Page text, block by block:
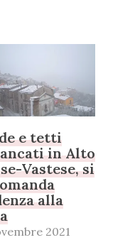
e tetti
in Alto
Vastese, si
alla
2021